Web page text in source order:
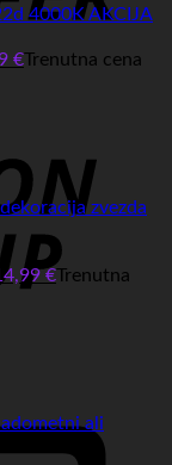
4000K AKCIJA
€Trenutna cena
zvezda
€Trenutna
ali